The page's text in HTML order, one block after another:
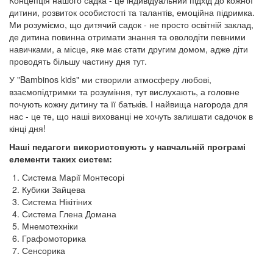
дитини, розвиток особистості та талантів, емоційна підримка.
Ми розуміємо, що дитячий садок - не просто освітній заклад,
де дитина повинна отримати знання та оволодіти певними
навичками, а місце, яке має стати другим домом, адже діти
проводять більшу частину дня тут.
У "Bambinos kids" ми створили атмосферу любові,
взаємопідтримки та розуміння, тут вислухають, а головне
почують кожну дитину та її батьків. І найвища нагорода для
нас - це те, що наші вихованці не хочуть залишати садочок в
кінці дня!
Наші педагоги використовують у навчальній програмі
елементи таких систем:
Система Марії Монтесорі
Кубики Зайцева
Система Нікітіних
Система Глена Домана
Мнемотехніки
Графомоторика
Сенсорика